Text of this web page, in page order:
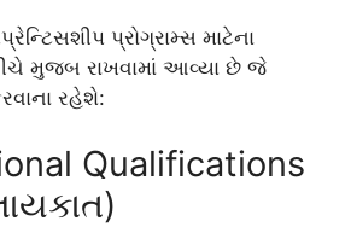
પ્રોગ્રામ્સ માટેના
નીચે મુજબ રાખવામાં આવ્યા છે જે
રહેશે:
Qualifications